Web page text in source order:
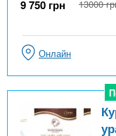
9 750 грн 13000
Онлайн